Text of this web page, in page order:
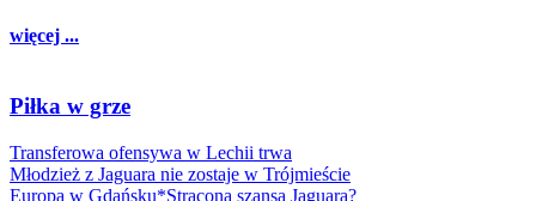
więcej ...
Piłka w grze
Transferowa ofensywa w Lechii trwa
Młodzież z Jaguara nie zostaje w Trójmieście
Europa w Gdańsku*Stracona szansa Jaguara?